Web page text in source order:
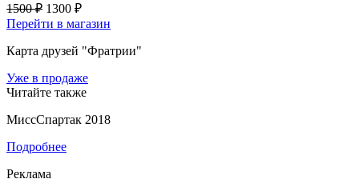
1500 ₽ 1300 ₽
Перейти в магазин
Карта друзей "Фратрии"
Уже в продаже
Читайте также
МиссСпартак 2018
Подробнее
Реклама